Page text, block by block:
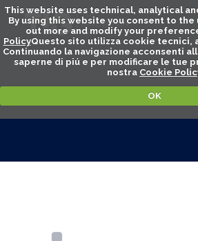
This website uses technical, analytical
By using this website you consent to the
out more and modify your
PolicyQuesto sito utilizza cookie tecnici,
Continuando la navigazione acconsenti
saperne di piú e per modificare le tue
nostra Cookie
OK